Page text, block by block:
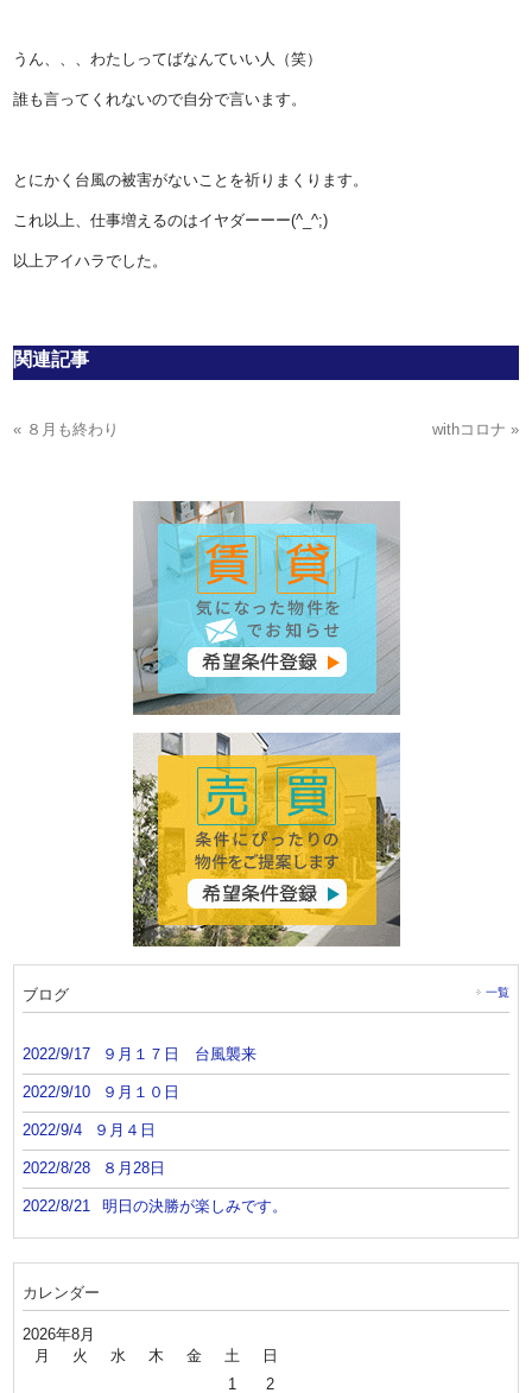
うん、、、わたしってばなんていい人（笑）
誰も言ってくれないので自分で言います。
とにかく台風の被害がないことを祈りまくります。
これ以上、仕事増えるのはイヤダーーー(^_^;)
以上アイハラでした。
関連記事
« ８月も終わり withコロナ »
ブログ 一覧
2022/9/17 ９月１７日 台風襲来
2022/9/10 ９月１０日
2022/9/4 ９月４日
2022/8/28 ８月28日
2022/8/21 明日の決勝が楽しみです。
カレンダー
2026年8月
月 火 水 木 金 土
日
1
2